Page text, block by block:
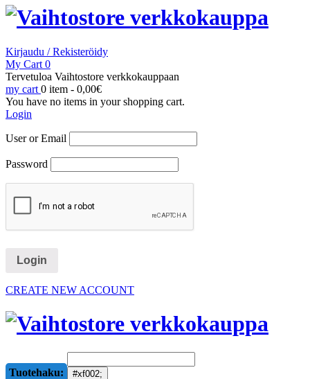
Kirjaudu / Rekisteröidy
My Cart 0
Tervetuloa Vaihtostore verkkokauppaan
my cart 0 item - 0,00€
You have no items in your shopping cart.
Login
User or Email
Password
CREATE NEW ACCOUNT
Tuotehaku: